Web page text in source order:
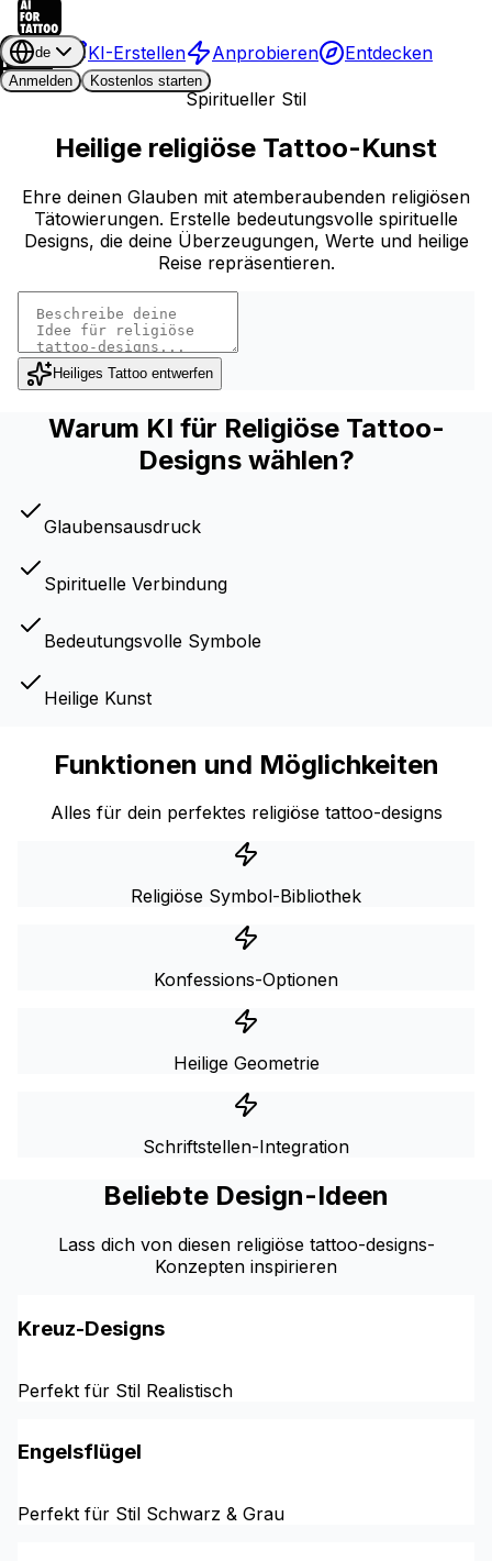
KI-Erstellen Anprobieren Entdecken
de
Anmelden
Kostenlos starten
Spiritueller Stil
Heilige religiöse Tattoo-Kunst
Ehre deinen Glauben mit atemberaubenden religiösen
Tätowierungen. Erstelle bedeutungsvolle spirituelle
Designs, die deine Überzeugungen, Werte und heilige
Reise repräsentieren.
Heiliges Tattoo entwerfen
Warum KI für Religiöse Tattoo-
Designs wählen?
Glaubensausdruck
Spirituelle Verbindung
Bedeutungsvolle Symbole
Heilige Kunst
Funktionen und Möglichkeiten
Alles für dein perfektes religiöse tattoo-designs
Religiöse Symbol-Bibliothek
Konfessions-Optionen
Heilige Geometrie
Schriftstellen-Integration
Beliebte Design-Ideen
Lass dich von diesen religiöse tattoo-designs-
Konzepten inspirieren
Kreuz-Designs
Perfekt für Stil Realistisch
Engelsflügel
Perfekt für Stil Schwarz & Grau